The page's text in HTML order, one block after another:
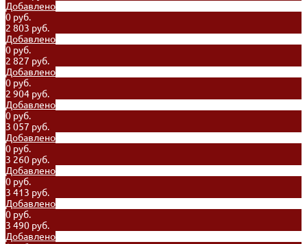
Добавлено
0 руб.
2 803 руб.
Добавлено
0 руб.
2 827 руб.
Добавлено
0 руб.
2 904 руб.
Добавлено
0 руб.
3 057 руб.
Добавлено
0 руб.
3 260 руб.
Добавлено
0 руб.
3 413 руб.
Добавлено
0 руб.
3 490 руб.
Добавлено